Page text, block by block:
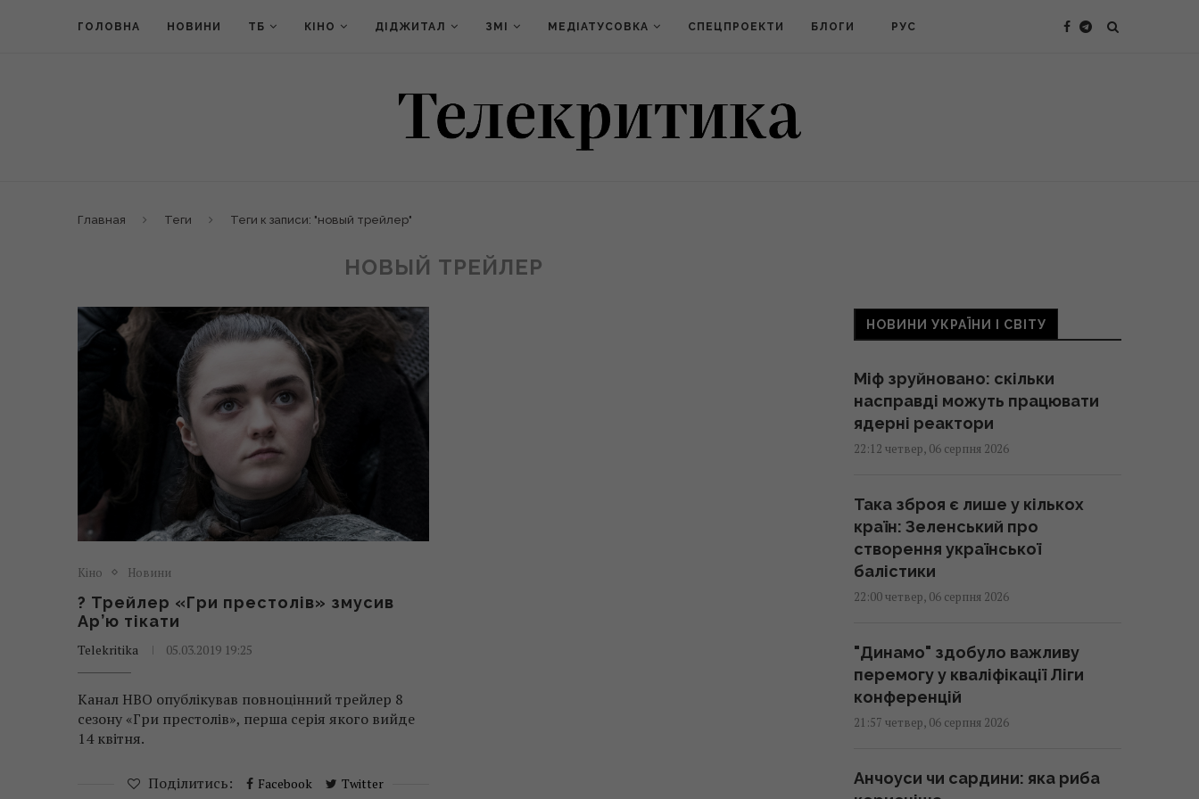
ГОЛОВНА НОВИНИ ТБ КІНО ДІДЖИТАЛ ЗМІ МЕДІАТУСОВКА СПЕЦПРОЕКТИ БЛОГИ РУС
Главная Теги Теги к записи: "новый трейлер"
НОВЫЙ ТРЕЙЛЕР
Кіно Новини
? Трейлер «Гри престолів» змусив
Ар’ю тікати
Telekritika 05.03.2019 19:25
Канал HBO опублікував повноцінний трейлер 8
сезону «Гри престолів», перша серія якого вийде
14 квітня.
Поділитись: Facebook Twitter
НОВИНИ УКРАЇНИ І СВІТУ
Міф зруйновано: скільки
насправді можуть працювати
ядерні реактори
22:12 четвер, 06 серпня 2026
Така зброя є лише у кількох
країн: Зеленський про
створення української
балістики
22:00 четвер, 06 серпня 2026
"Динамо" здобуло важливу
перемогу у кваліфікації Ліги
конференцій
21:57 четвер, 06 серпня 2026
Анчоуси чи сардини: яка риба